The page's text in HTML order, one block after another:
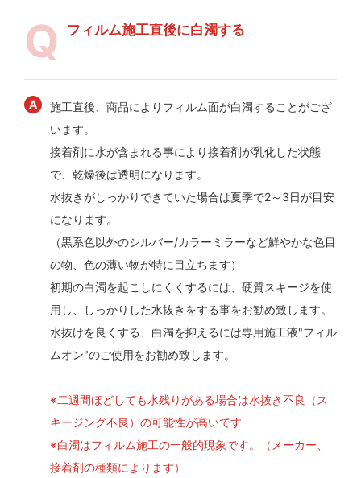
フィルム施工直後に白濁する
施工直後、商品によりフィルム面が白濁することがござ
います。
接着剤に水が含まれる事により接着剤が乳化した状態
で、乾燥後は透明になります。
水抜きがしっかりできていた場合は夏季で2～3日が目安
になります。
（黒系色以外のシルバー/カラーミラーなど鮮やかな色目
の物、色の薄い物が特に目立ちます）
初期の白濁を起こしにくくするには、硬質スキージを使
用し、しっかりした水抜きをする事をお勧め致します。
水抜けを良くする、白濁を抑えるには専用施工液"フィル
ムオン"のご使用をお勧め致します。
※二週間ほどしても水残りがある場合は水抜き不良（ス
キージング不良）の可能性が高いです
※白濁はフィルム施工の一般的現象です。（メーカー、
接着剤の種類によります）